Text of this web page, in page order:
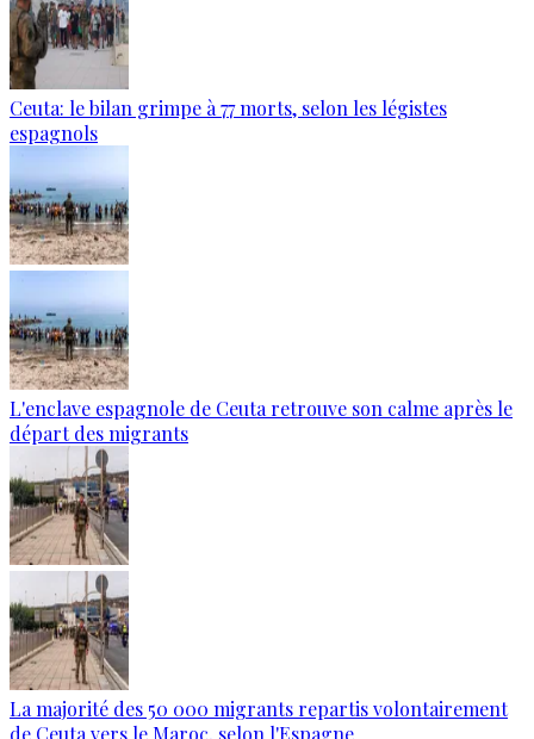
Ceuta: le bilan grimpe à 77 morts, selon les légistes
espagnols
L'enclave espagnole de Ceuta retrouve son calme après le
départ des migrants
La majorité des 50 000 migrants repartis volontairement
de Ceuta vers le Maroc, selon l'Espagne